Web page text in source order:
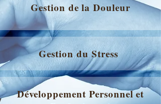
Gestion de la Douleur
Gestion du Stress
Développement Personnel et